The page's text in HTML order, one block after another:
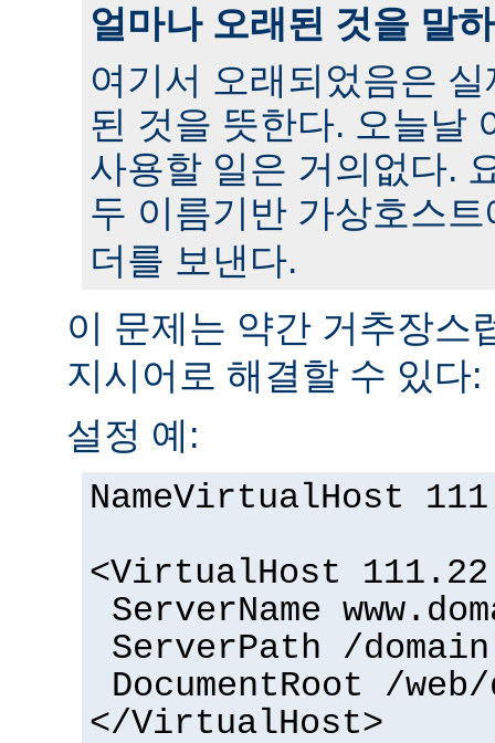
얼마나 오래된 것을 말
여기서 오래되었음은
된 것을 뜻한다. 오늘날
사용할 일은 거의없다.
두 이름기반 가상호스
더를 보낸다.
이 문제는 약간 거추장스
지시어로 해결할 수 있다:
설정 예:
NameVirtualHost
<VirtualHost
ServerName
ServerPath /domain
DocumentRoot /web/
</VirtualHost>